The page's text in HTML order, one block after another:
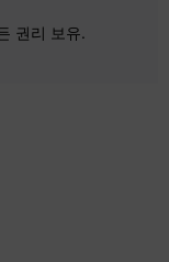
권리 보유.